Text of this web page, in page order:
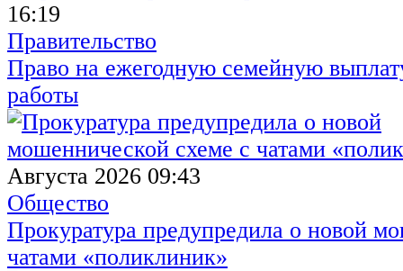
16:19
Правительство
Право на ежегодную семейную
работы
Августа 2026 09:43
Общество
Прокуратура предупредила о новой
чатами «поликлиник»